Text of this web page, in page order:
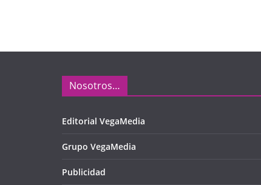
Nosotros…
Editorial VegaMedia
Grupo VegaMedia
Publicidad